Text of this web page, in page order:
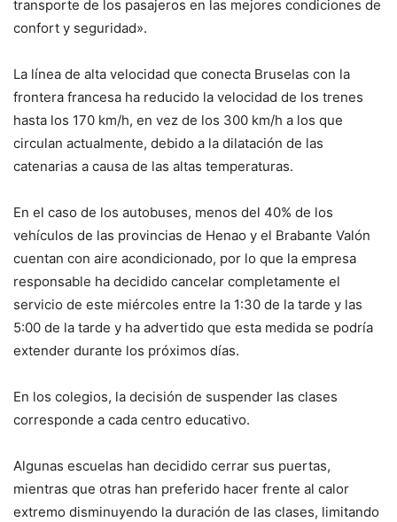
transporte de los pasajeros en las mejores condiciones de
confort y seguridad».
La línea de alta velocidad que conecta Bruselas con la
frontera francesa ha reducido la velocidad de los trenes
hasta los 170 km/h, en vez de los 300 km/h a los que
circulan actualmente, debido a la dilatación de las
catenarias a causa de las altas temperaturas.
En el caso de los autobuses, menos del 40% de los
vehículos de las provincias de Henao y el Brabante Valón
cuentan con aire acondicionado, por lo que la empresa
responsable ha decidido cancelar completamente el
servicio de este miércoles entre la 1:30 de la tarde y las
5:00 de la tarde y ha advertido que esta medida se podría
extender durante los próximos días.
En los colegios, la decisión de suspender las clases
corresponde a cada centro educativo.
Algunas escuelas han decidido cerrar sus puertas,
mientras que otras han preferido hacer frente al calor
extremo disminuyendo la duración de las clases, limitando